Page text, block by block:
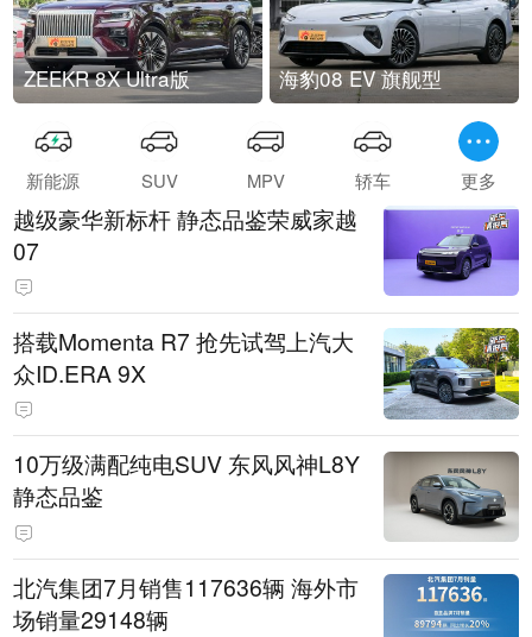
ZEEKR 8X Ultra版 海豹08 EV 旗舰型
新能源 SUV MPV 轿车 更多
越级豪华新标杆 静态品鉴荣威家越
07
搭载Momenta R7 抢先试驾上汽大
众ID.ERA 9X
10万级满配纯电SUV 东风风神L8Y
静态品鉴
北汽集团7月销售117636辆 海外市
场销量29148辆